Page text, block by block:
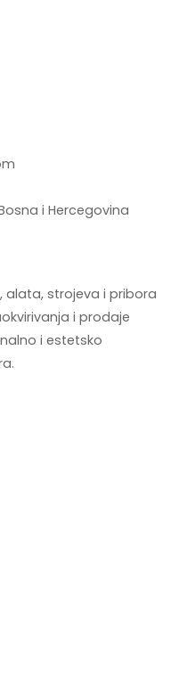
i Hercegovina
strojeva i pribora
i prodaje
i estetsko